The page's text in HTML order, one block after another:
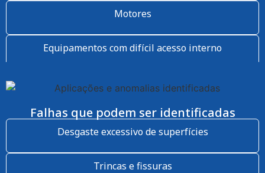
Motores
Equipamentos com difícil acesso interno
Falhas que podem ser identificadas
Desgaste excessivo de superfícies
Trincas e fissuras